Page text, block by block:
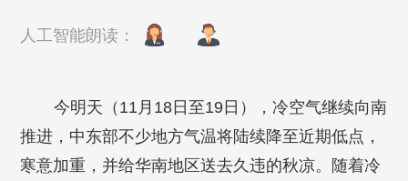
人工智能朗读：
今明天（11月18日至19日），冷空气继续向南
推进，中东部不少地方气温将陆续降至近期低点，
寒意加重，并给华南地区送去久违的秋凉。随着冷